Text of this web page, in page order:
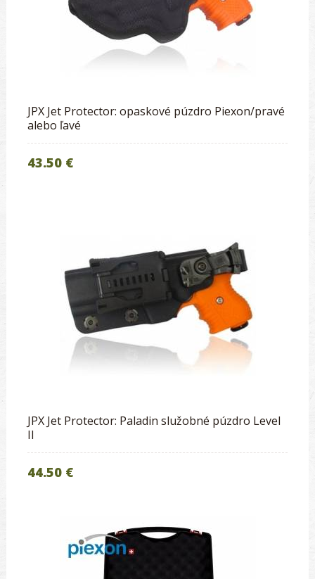
JPX Jet Protector: opaskové púzdro Piexon/pravé
alebo ľavé
43.50 €
JPX Jet Protector: Paladin služobné púzdro Level
II
44.50 €